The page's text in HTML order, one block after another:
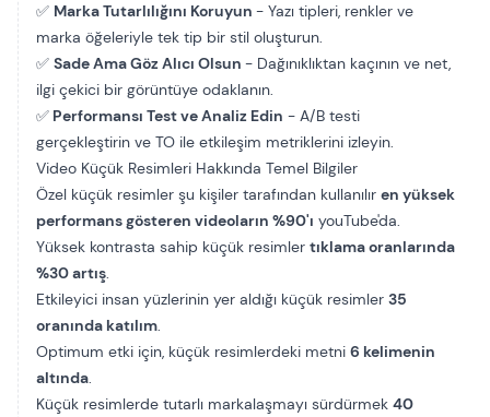
✅ Marka Tutarlılığını Koruyun - Yazı tipleri, renkler ve
marka öğeleriyle tek tip bir stil oluşturun.
✅ Sade Ama Göz Alıcı Olsun - Dağınıklıktan kaçının ve net,
ilgi çekici bir görüntüye odaklanın.
✅ Performansı Test ve Analiz Edin - A/B testi
gerçekleştirin ve TO ile etkileşim metriklerini izleyin.
Video Küçük Resimleri Hakkında Temel Bilgiler
Özel küçük resimler şu kişiler tarafından kullanılır en yüksek
performans gösteren videoların %90'ı youTube'da.
Yüksek kontrasta sahip küçük resimler tıklama oranlarında
%30 artış.
Etkileyici insan yüzlerinin yer aldığı küçük resimler 35
oranında katılım.
Optimum etki için, küçük resimlerdeki metni 6 kelimenin
altında.
Küçük resimlerde tutarlı markalaşmayı sürdürmek 40